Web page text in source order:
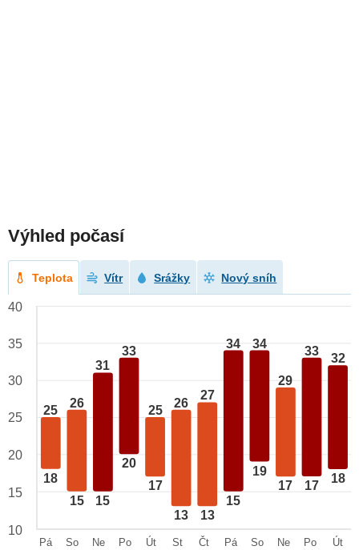
Výhled počasí
Teplota Vítr Srážky Nový sníh
25
18
26
15
31
15
33
20
25
17
26
13
27
13
34
15
34
19
29
17
33
17
32
18
40
35
30
25
20
15
10
Pá
So
Ne
Po
Út
St
Čt
Pá
So
Ne
Po
Út